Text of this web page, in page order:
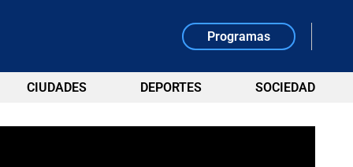
Programas
CIUDADES DEPORTES SOCIEDAD